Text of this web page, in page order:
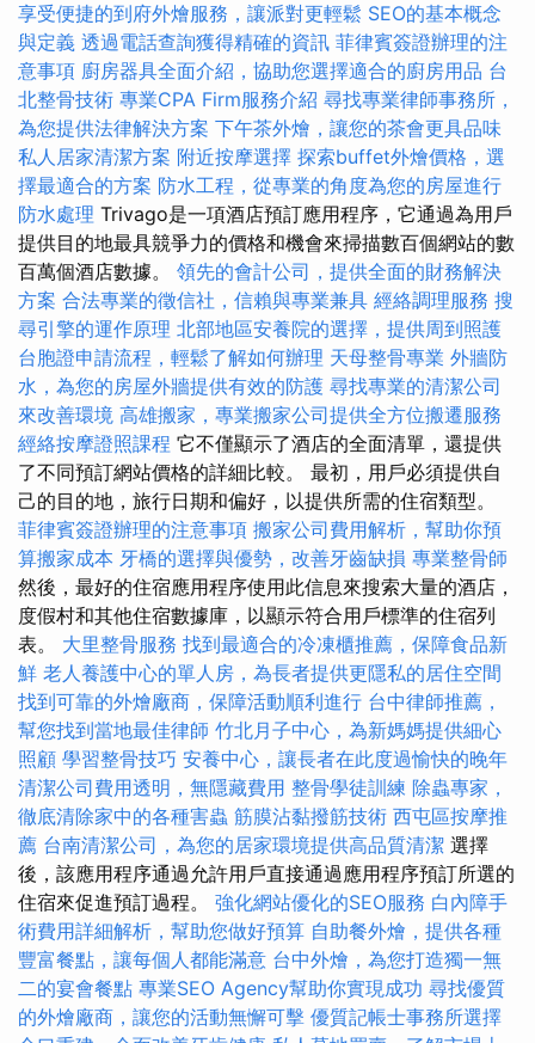
享受便捷的到府外燴服務，讓派對更輕鬆 SEO的基本概念
與定義 透過電話查詢獲得精確的資訊 菲律賓簽證辦理的注
意事項 廚房器具全面介紹，協助您選擇適合的廚房用品 台
北整骨技術 專業CPA Firm服務介紹 尋找專業律師事務所，
為您提供法律解決方案 下午茶外燴，讓您的茶會更具品味
私人居家清潔方案 附近按摩選擇 探索buffet外燴價格，選
擇最適合的方案 防水工程，從專業的角度為您的房屋進行
防水處理 Trivago是一項酒店預訂應用程序，它通過為用戶
提供目的地最具競爭力的價格和機會來掃描數百個網站的數
百萬個酒店數據。 領先的會計公司，提供全面的財務解決
方案 合法專業的徵信社，信賴與專業兼具 經絡調理服務 搜
尋引擎的運作原理 北部地區安養院的選擇，提供周到照護
台胞證申請流程，輕鬆了解如何辦理 天母整骨專業 外牆防
水，為您的房屋外牆提供有效的防護 尋找專業的清潔公司
來改善環境 高雄搬家，專業搬家公司提供全方位搬遷服務
經絡按摩證照課程 它不僅顯示了酒店的全面清單，還提供
了不同預訂網站價格的詳細比較。 最初，用戶必須提供自
己的目的地，旅行日期和偏好，以提供所需的住宿類型。
菲律賓簽證辦理的注意事項 搬家公司費用解析，幫助你預
算搬家成本 牙橋的選擇與優勢，改善牙齒缺損 專業整骨師
然後，最好的住宿應用程序使用此信息來搜索大量的酒店，
度假村和其他住宿數據庫，以顯示符合用戶標準的住宿列
表。 大里整骨服務 找到最適合的冷凍櫃推薦，保障食品新
鮮 老人養護中心的單人房，為長者提供更隱私的居住空間
找到可靠的外燴廠商，保障活動順利進行 台中律師推薦，
幫您找到當地最佳律師 竹北月子中心，為新媽媽提供細心
照顧 學習整骨技巧 安養中心，讓長者在此度過愉快的晚年
清潔公司費用透明，無隱藏費用 整骨學徒訓練 除蟲專家，
徹底清除家中的各種害蟲 筋膜沾黏撥筋技術 西屯區按摩推
薦 台南清潔公司，為您的居家環境提供高品質清潔 選擇
後，該應用程序通過允許用戶直接通過應用程序預訂所選的
住宿來促進預訂過程。 強化網站優化的SEO服務 白內障手
術費用詳細解析，幫助您做好預算 自助餐外燴，提供各種
豐富餐點，讓每個人都能滿意 台中外燴，為您打造獨一無
二的宴會餐點 專業SEO Agency幫助你實現成功 尋找優質
的外燴廠商，讓您的活動無懈可擊 優質記帳士事務所選擇